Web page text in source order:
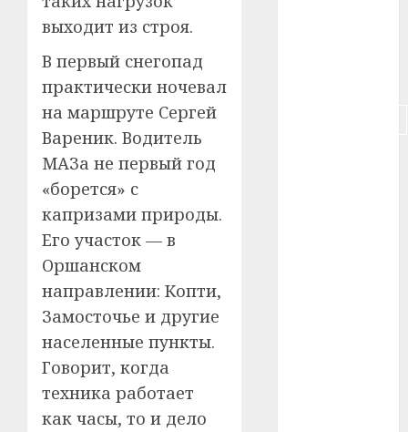
выходит из строя.
В первый снегопад
практически ночевал
на маршруте Сергей
Вареник. Водитель
МАЗа не первый год
«борется» с
капризами природы.
Его участок — в
Оршанском
направлении: Копти,
Замосточье и другие
населенные пункты.
Говорит, когда
техника работает
как часы, то и дело